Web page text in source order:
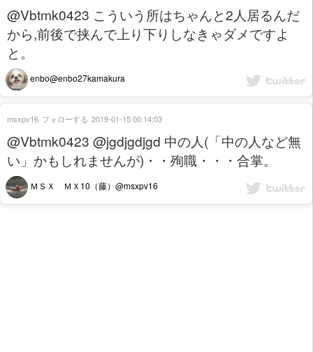
@Vbtmk0423 こういう所はちゃんと2人居るんだ
から,前後で挟んで上り下りしなきゃダメですよ
と。
enbo@enbo27kamakura
@Vbtmk0423 @jgdjgdjgd 中の人(「中の人など無
い」かもしれませんが)・・殉職・・・合掌。
ＭＳＸ ＭＸ10（藤）@msxpv16
msxpv16 フォローする 2019-01-15 00:14:03